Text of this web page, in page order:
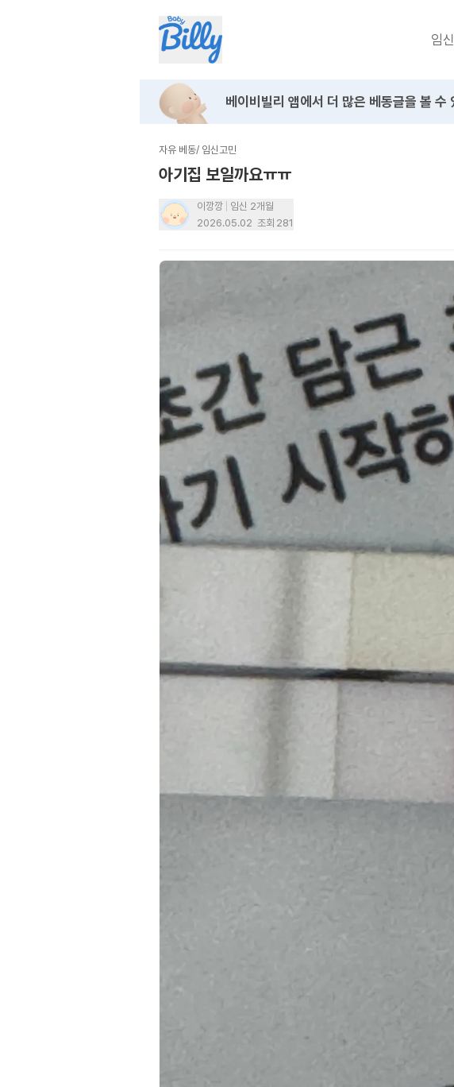
임
베이비빌리 앱에서 더 많은 베동글을 볼 수
자유 베동/ 임신고민
아기집 보일까요ㅠㅠ
이깡깡
임신 2개월
2026.05.02 조회 281